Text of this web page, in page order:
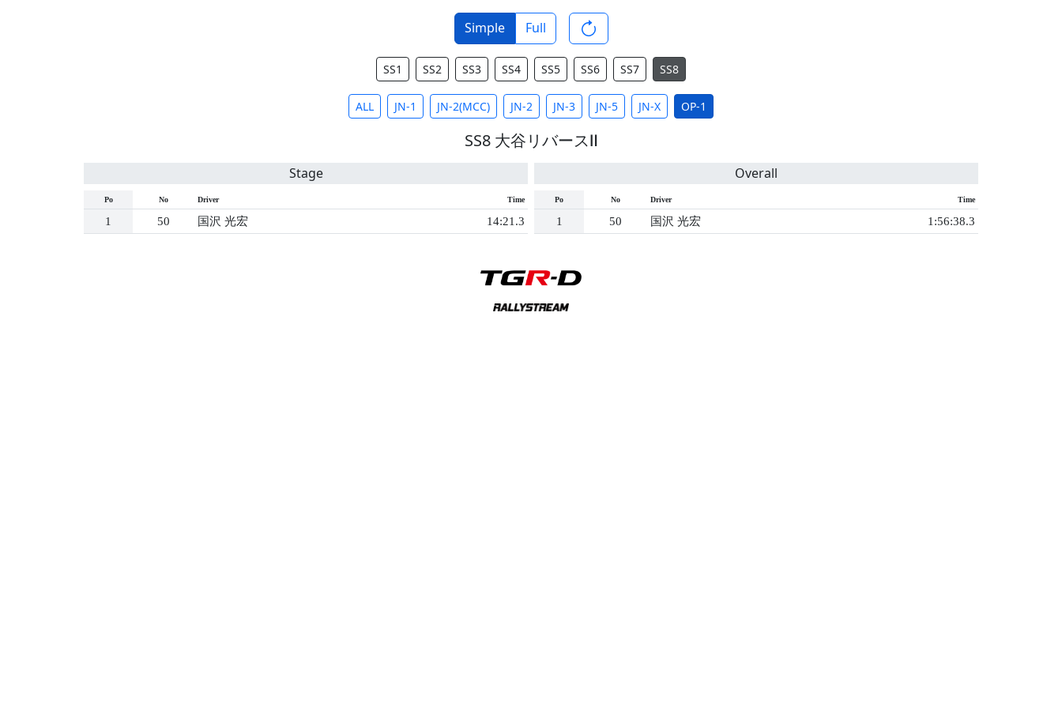
Simple Full
SS1 SS2 SS3 SS4 SS5 SS6 SS7 SS8
ALL JN-1 JN-2(MCC) JN-2 JN-3 JN-5 JN-X OP-1
SS8 大谷リバースⅡ
Stage
Po No Driver Time
1 50 国沢 光宏 14:21.3
Overall
Po No Driver Time
1 50 国沢 光宏 1:56:38.3